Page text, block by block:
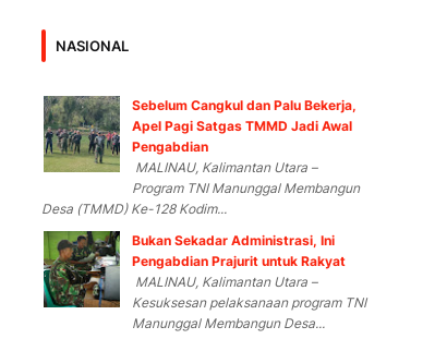
NASIONAL
Sebelum Cangkul dan Palu Bekerja,
Apel Pagi Satgas TMMD Jadi Awal
Pengabdian
MALINAU, Kalimantan Utara –
Program TNI Manunggal Membangun
Desa (TMMD) Ke-128 Kodim...
Bukan Sekadar Administrasi, Ini
Pengabdian Prajurit untuk Rakyat
MALINAU, Kalimantan Utara –
Kesuksesan pelaksanaan program TNI
Manunggal Membangun Desa...